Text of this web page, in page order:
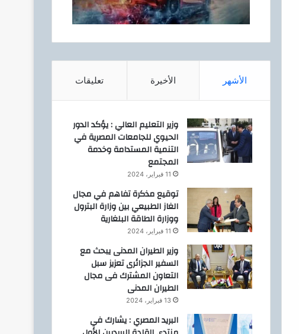
الأشهر الأخيرة تعليقات
وزير التعليم العالي : يؤكد الدور
الحيوي للجامعات المصرية في
التنمية المستدامة وخدمة
المجتمع
11 فبراير، 2024
توقيع مذكرة تفاهم في مجال
الغاز الطبيعي بين وزارة البترول
ووزارة الطاقة البلغارية
11 فبراير، 2024
وزير الطيران المدنى يبحث مع
السفير الجزائرى تعزيز سبل
التعاون المشترك فى مجال
الطيران المدنى
13 فبراير، 2024
البريد المصري : يشارك في